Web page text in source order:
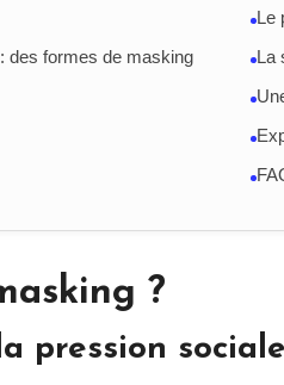
des formes de masking
Le
La
?
pression sociale